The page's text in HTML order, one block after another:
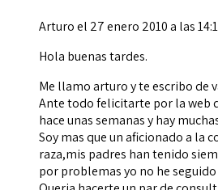
Arturoel 27 enero 2010 a las
Hola buenas tardes.
Me llamo arturo y te escribo de
Ante todo felicitarte por la web
hace unas semanas y hay
Soy mas que un aficionado a la
raza,mis padres han tenido
por problemas yo no he